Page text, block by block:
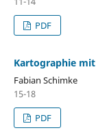
PDF
Kartographie
Fabian Schimke
15-18
PDF